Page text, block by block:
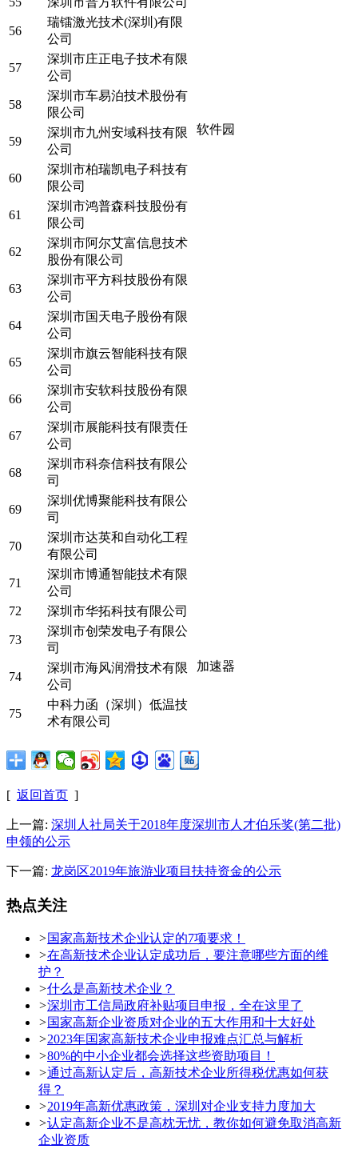
软件园
56
瑞镭激光技术(深圳)有限
公司
57
深圳市庄正电子技术有限
公司
58
深圳市车易泊技术股份有
限公司
59
深圳市九州安域科技有限
公司
60
深圳市柏瑞凯电子科技有
限公司
61
深圳市鸿普森科技股份有
限公司
62
深圳市阿尔艾富信息技术
股份有限公司
63
深圳市平方科技股份有限
公司
64
深圳市国天电子股份有限
公司
65
深圳市旗云智能科技有限
公司
66
深圳市安软科技股份有限
公司
67
深圳市展能科技有限责任
公司
68
深圳市科奈信科技有限公
司
69
深圳优博聚能科技有限公
司
70
深圳市达英和自动化工程
有限公司
71
深圳市博通智能技术有限
公司
72
深圳市华拓科技有限公司
加速器
73
深圳市创荣发电子有限公
司
74
深圳市海风润滑技术有限
公司
75
中科力函（深圳）低温技
术有限公司
[ 返回首页 ]
上一篇: 深圳人社局关于2018年度深圳市人才伯乐奖(第二批)
申领的公示
下一篇: 龙岗区2019年旅游业项目扶持资金的公示
热点关注
>国家高新技术企业认定的7项要求！
>在高新技术企业认定成功后，要注意哪些方面的维
护？
>什么是高新技术企业？
>深圳市工信局政府补贴项目申报，全在这里了
>国家高新企业资质对企业的五大作用和十大好处
>2023年国家高新技术企业申报难点汇总与解析
>80%的中小企业都会选择这些资助项目！
>通过高新认定后，高新技术企业所得税优惠如何获
得？
>2019年高新优惠政策，深圳对企业支持力度加大
>认定高新企业不是高枕无忧，教你如何避免取消高新
企业资质